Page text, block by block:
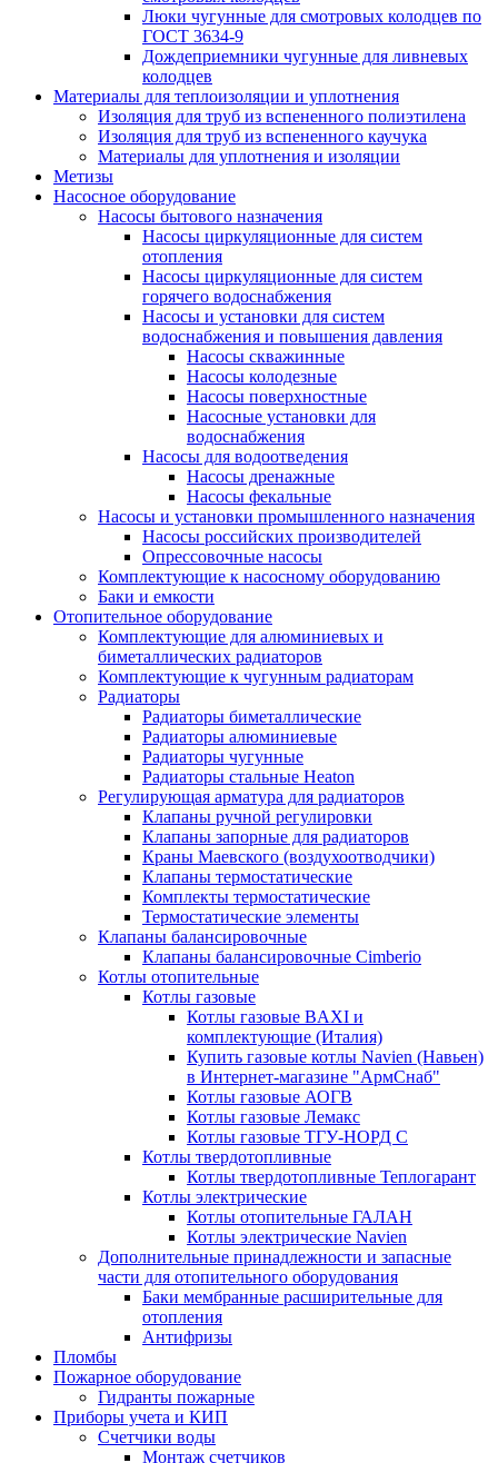
Люки чугунные для смотровых колодцев по
ГОСТ 3634-9
Дождеприемники чугунные для ливневых
колодцев
Материалы для теплоизоляции и уплотнения
Изоляция для труб из вспененного полиэтилена
Изоляция для труб из вспененного каучука
Материалы для уплотнения и изоляции
Метизы
Насосное оборудование
Насосы бытового назначения
Насосы циркуляционные для систем
отопления
Насосы циркуляционные для систем
горячего водоснабжения
Насосы и установки для систем
водоснабжения и повышения давления
Насосы скважинные
Насосы колодезные
Насосы поверхностные
Насосные установки для
водоснабжения
Насосы для водоотведения
Насосы дренажные
Насосы фекальные
Насосы и установки промышленного назначения
Насосы российских производителей
Опрессовочные насосы
Комплектующие к насосному оборудованию
Баки и емкости
Отопительное оборудование
Комплектующие для алюминиевых и
биметаллических радиаторов
Комплектующие к чугунным радиаторам
Радиаторы
Радиаторы биметаллические
Радиаторы алюминиевые
Радиаторы чугунные
Радиаторы стальные Heaton
Регулирующая арматура для радиаторов
Клапаны ручной регулировки
Клапаны запорные для радиаторов
Краны Маевского (воздухоотводчики)
Клапаны термостатические
Комплекты термостатические
Термостатические элементы
Клапаны балансировочные
Клапаны балансировочные Cimberio
Котлы отопительные
Котлы газовые
Котлы газовые BAXI и
комплектующие (Италия)
Купить газовые котлы Navien (Навьен)
в Интернет-магазине "АрмСнаб"
Котлы газовые АОГВ
Котлы газовые Лемакс
Котлы газовые ТГУ-НОРД С
Котлы твердотопливные
Котлы твердотопливные Теплогарант
Котлы электрические
Котлы отопительные ГАЛАН
Котлы электрические Navien
Дополнительные принадлежности и запасные
части для отопительного оборудования
Баки мембранные расширительные для
отопления
Антифризы
Пломбы
Пожарное оборудование
Гидранты пожарные
Приборы учета и КИП
Счетчики воды
Монтаж счетчиков